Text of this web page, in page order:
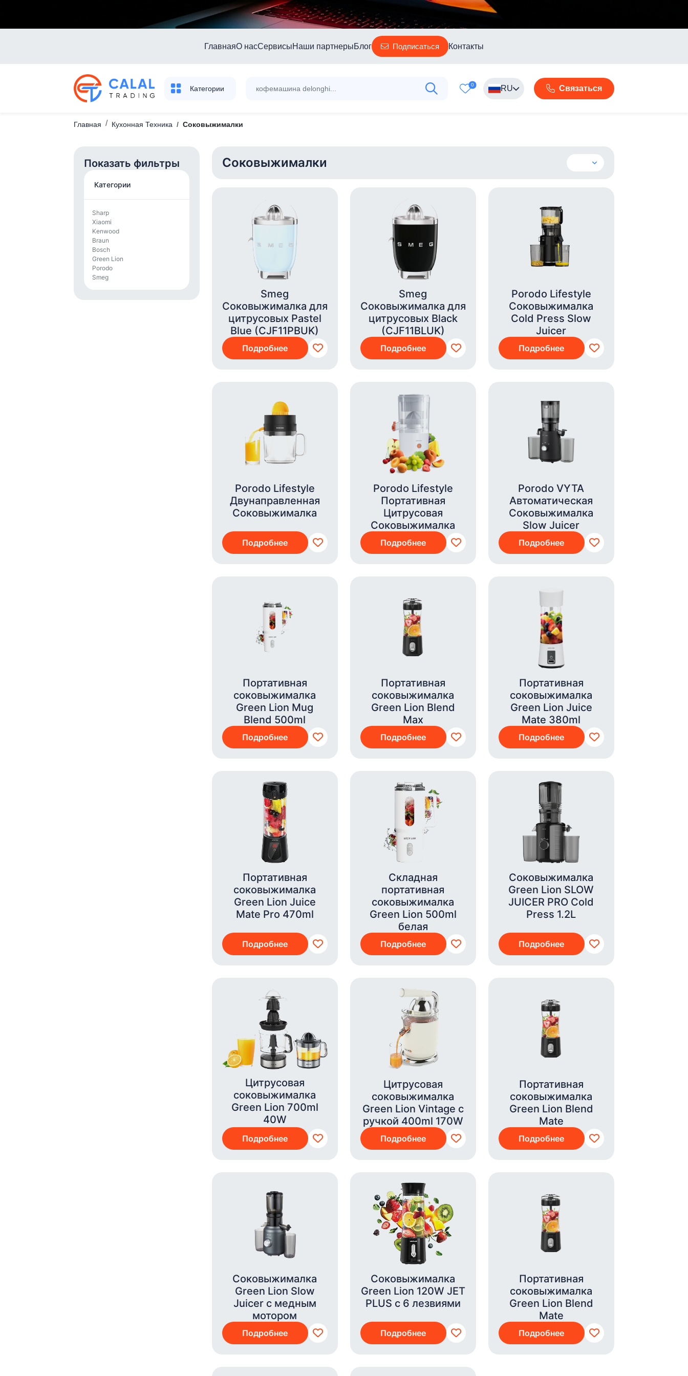
ГлавнаяО насСервисыНаши партнерыБлог Подписаться Контакты
Категории 0 RU Связаться
Главная Кухонная Техника Соковыжималки
Показать фильтры
Категории
Sharp
Xiaomi
Kenwood
Braun
Bosch
Green Lion
Porodo
Smeg
Соковыжималки
Smeg
Соковыжималка для
цитрусовых Pastel
Blue (CJF11PBUK)
Подробнее
Smeg
Соковыжималка для
цитрусовых Black
(CJF11BLUK)
Подробнее
Porodo Lifestyle
Соковыжималка
Cold Press Slow
Juicer
Подробнее
Porodo Lifestyle
Двунаправленная
Соковыжималка
Подробнее
Porodo Lifestyle
Портативная
Цитрусовая
Соковыжималка
Подробнее
Porodo VYTA
Автоматическая
Соковыжималка
Slow Juicer
Подробнее
Портативная
соковыжималка
Green Lion Mug
Blend 500ml
Подробнее
Портативная
соковыжималка
Green Lion Blend
Max
Подробнее
Портативная
соковыжималка
Green Lion Juice
Mate 380ml
Подробнее
Портативная
соковыжималка
Green Lion Juice
Mate Pro 470ml
Подробнее
Складная
портативная
соковыжималка
Green Lion 500ml
белая
Подробнее
Соковыжималка
Green Lion SLOW
JUICER PRO Cold
Press 1.2L
Подробнее
Цитрусовая
соковыжималка
Green Lion 700ml
40W
Подробнее
Цитрусовая
соковыжималка
Green Lion Vintage с
ручкой 400ml 170W
Подробнее
Портативная
соковыжималка
Green Lion Blend
Mate
Подробнее
Соковыжималка
Green Lion Slow
Juicer с медным
мотором
Подробнее
Соковыжималка
Green Lion 120W JET
PLUS с 6 лезвиями
Подробнее
Портативная
соковыжималка
Green Lion Blend
Mate
Подробнее